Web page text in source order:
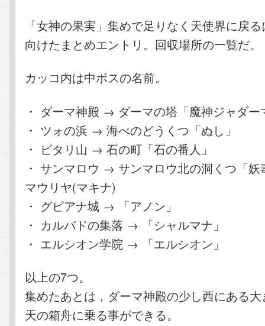
「女神の果実」集めで足りなく天使界に戻
向けたまとめエントリ。回収場所の一覧だ。
カッコ内は中ボスの名前。
・ ダーマ神殿 → ダーマの塔「魔神ジャダー
・ ツォの浜 → 海べのどうくつ「ぬし」
・ ビタリ山 → 石の町「石の番人」
・ サンマロウ → サンマロウ北の洞くつ「
マウリヤ(マキナ)
・ グビアナ城 → 「アノン」
・ カルバドの集落 → 「シャルマナ」
・ エルシオン学院 → 「エルシオン」
以上の7つ。
集めたあとは，ダーマ神殿の少し西にある
天の箱舟に乗る事ができる。